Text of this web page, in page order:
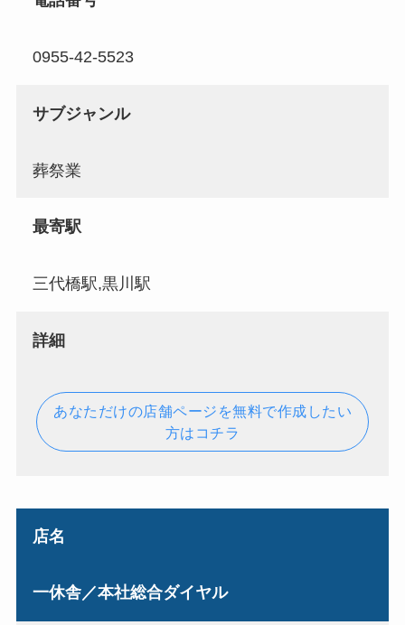
0955-42-5523
サブジャンル
葬祭業
最寄駅
三代橋駅,黒川駅
詳細
あなただけの店舗ページを無料で作成したい
方はコチラ
店名
一休舎／本社総合ダイヤル